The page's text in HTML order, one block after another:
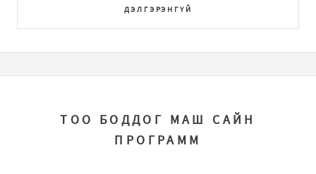
ДЭЛГЭРЭНГҮЙ
ТОО БОДДОГ МАШ САЙН
ПРОГРАММ